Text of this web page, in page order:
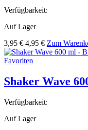
Verfügbarkeit:
Auf Lager
3,95 € 4,95 € Zum
Favoriten
Shaker Wave
Verfügbarkeit:
Auf Lager